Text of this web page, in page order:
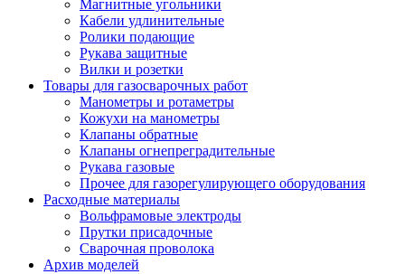
Магнитные угольники
Кабели удлинительные
Ролики подающие
Рукава защитные
Вилки и розетки
Товары для газосварочных работ
Манометры и ротаметры
Кожухи на манометры
Клапаны обратные
Клапаны огнепреградительные
Рукава газовые
Прочее для газорегулирующего оборудования
Расходные материалы
Вольфрамовые электроды
Прутки присадочные
Сварочная проволока
Архив моделей